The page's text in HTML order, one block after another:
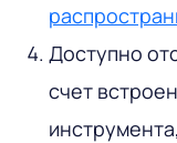
Доступно
счет